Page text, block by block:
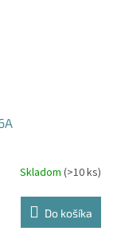
Skladom (>10 ks)
Do košíka